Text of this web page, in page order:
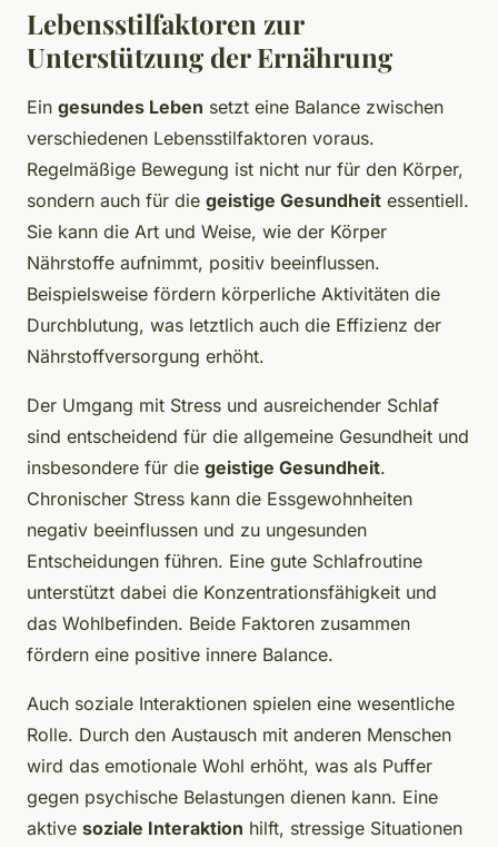
Lebensstilfaktoren zur
Unterstützung der Ernährung
Ein gesundes Leben setzt eine Balance zwischen
verschiedenen Lebensstilfaktoren voraus.
Regelmäßige Bewegung ist nicht nur für den Körper,
sondern auch für die geistige Gesundheit essentiell.
Sie kann die Art und Weise, wie der Körper
Nährstoffe aufnimmt, positiv beeinflussen.
Beispielsweise fördern körperliche Aktivitäten die
Durchblutung, was letztlich auch die Effizienz der
Nährstoffversorgung erhöht.
Der Umgang mit Stress und ausreichender Schlaf
sind entscheidend für die allgemeine Gesundheit und
insbesondere für die geistige Gesundheit.
Chronischer Stress kann die Essgewohnheiten
negativ beeinflussen und zu ungesunden
Entscheidungen führen. Eine gute Schlafroutine
unterstützt dabei die Konzentrationsfähigkeit und
das Wohlbefinden. Beide Faktoren zusammen
fördern eine positive innere Balance.
Auch soziale Interaktionen spielen eine wesentliche
Rolle. Durch den Austausch mit anderen Menschen
wird das emotionale Wohl erhöht, was als Puffer
gegen psychische Belastungen dienen kann. Eine
aktive soziale Interaktion hilft, stressige Situationen